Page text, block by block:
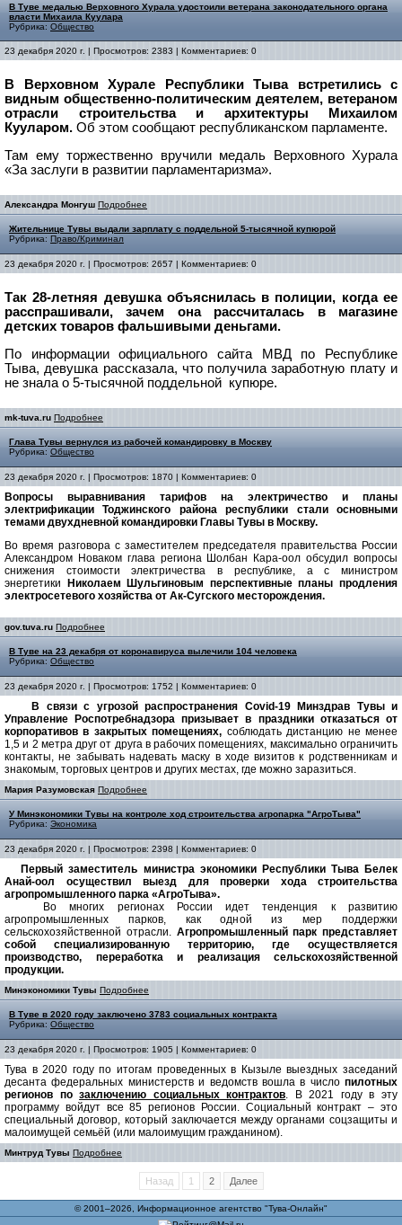
В Туве медалью Верховного Хурала удостоили ветерана законодательного органа
власти Михаила Куулара
Рубрика: Общество
23 декабря 2020 г. | Просмотров: 2383 | Комментариев: 0
В Верховном Хурале Республики Тыва встретились с
видным общественно-политическим деятелем, ветераном
отрасли строительства и архитектуры Михаилом
Кууларом. Об этом сообщают республиканском парламенте.
Там ему торжественно вручили медаль Верховного Хурала
«За заслуги в развитии парламентаризма».
Александра Монгуш Подробнее
Жительнице Тувы выдали зарплату с поддельной 5-тысячной купюрой
Рубрика: Право/Криминал
23 декабря 2020 г. | Просмотров: 2657 | Комментариев: 0
Так 28-летняя девушка объяснилась в полиции, когда ее
расспрашивали, зачем она рассчиталась в магазине
детских товаров фальшивыми деньгами.
По информации официального сайта МВД по Республике
Тыва, девушка рассказала, что получила заработную плату и
не знала о 5-тысячной поддельной купюре.
mk-tuva.ru Подробнее
Глава Тувы вернулся из рабочей командировку в Москву
Рубрика: Общество
23 декабря 2020 г. | Просмотров: 1870 | Комментариев: 0
Вопросы выравнивания тарифов на электричество и планы
электрификации Тоджинского района республики стали основными
темами двухдневной командировки Главы Тувы в Москву.
Bо время разговора с заместителем председателя правительства России
Александром Новаком глава региона Шолбан Кара-оол обсудил вопросы
снижения стоимости электричества в республике, а с министром
энергетики Николаем Шульгиновым перспективные планы продления
электросетевого хозяйства от Ак-Сугского месторождения.
gov.tuva.ru Подробнее
В Туве на 23 декабря от коронавируса вылечили 104 человека
Рубрика: Общество
23 декабря 2020 г. | Просмотров: 1752 | Комментариев: 0
В связи с угрозой распространения Covid-19 Минздрав Тувы и
Управление Роспотребнадзора призывает в праздники отказаться от
корпоративов в закрытых помещениях, соблюдать дистанцию не менее
1,5 и 2 метра друг от друга в рабочих помещениях, максимально ограничить
контакты, не забывать надевать маску в ходе визитов к родственникам и
знакомым, торговых центров и других местах, где можно заразиться.
Мария Разумовская Подробнее
У Минэкономики Тувы на контроле ход строительства агропарка "АгроТыва"
Рубрика: Экономика
23 декабря 2020 г. | Просмотров: 2398 | Комментариев: 0
Первый заместитель министра экономики Республики Тыва Белек
Анай-оол осуществил выезд для проверки хода строительства
агропромышленного парка «АгроТыва».
Во многих регионах России идет тенденция к развитию
агропромышленных парков, как одной из мер поддержки
сельскохозяйственной отрасли. Агропромышленный парк представляет
собой специализированную территорию, где осуществляется
производство, переработка и реализация сельскохозяйственной
продукции.
Минэкономики Тувы Подробнее
В Туве в 2020 году заключено 3783 социальных контрактa
Рубрика: Общество
23 декабря 2020 г. | Просмотров: 1905 | Комментариев: 0
Тува в 2020 году по итогам проведенных в Кызыле выездных заседаний
десанта федеральных министерств и ведомств вошла в число пилотных
регионов позаключению социальных контрактов
В 2021 году в эту
программу войдут все 85 регионов России. Социальный контракт – это
специальный договор, который заключается между органами соцзащиты и
малоимущей семьёй (или малоимущим гражданином).
Минтруд Тувы Подробнее
Назад 1 2 Далее
© 2001–2026, Информационное агентство "Тува-Онлайн"